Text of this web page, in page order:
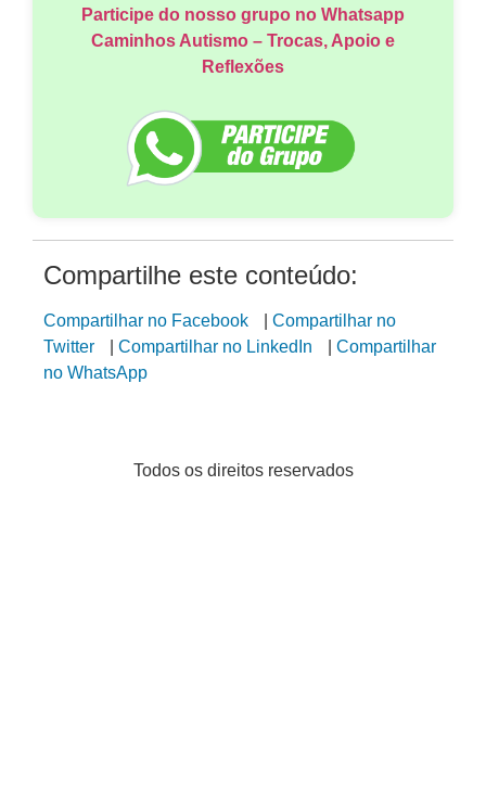
Participe do nosso grupo no Whatsapp
Caminhos Autismo – Trocas, Apoio e
Reflexões
Compartilhe este conteúdo:
Compartilhar no Facebook
Compartilhar no
Twitter
Compartilhar no LinkedIn
Compartilhar
no WhatsApp
Todos os direitos reservados